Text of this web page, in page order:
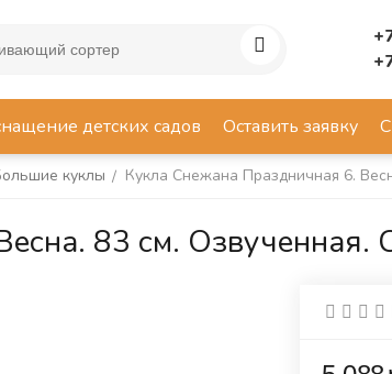
детских садов Оставить заявку
куклы / Кукла Снежана Праздничная 6.
83 см. Озвученная.